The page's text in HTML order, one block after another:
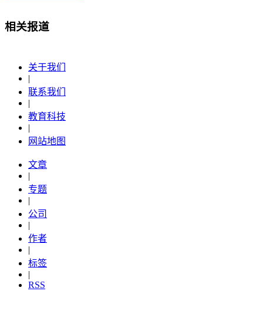
相关报道
关于我们
|
联系我们
|
教育科技
|
网站地图
文章
|
专题
|
公司
|
作者
|
标签
|
RSS